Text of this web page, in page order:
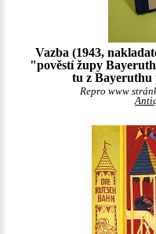
Vazba (1943,
"pověstí župy
tu z Bayeruthu
Repro www